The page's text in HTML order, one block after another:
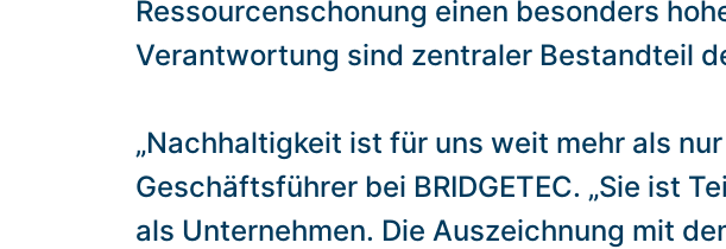
Ressourcenschonung einen besonders
Verantwortung sind zentraler Bestandteil
„Nachhaltigkeit ist für uns weit mehr als
Geschäftsführer bei BRIDGETEC. „Sie ist
als Unternehmen. Die Auszeichnung mit